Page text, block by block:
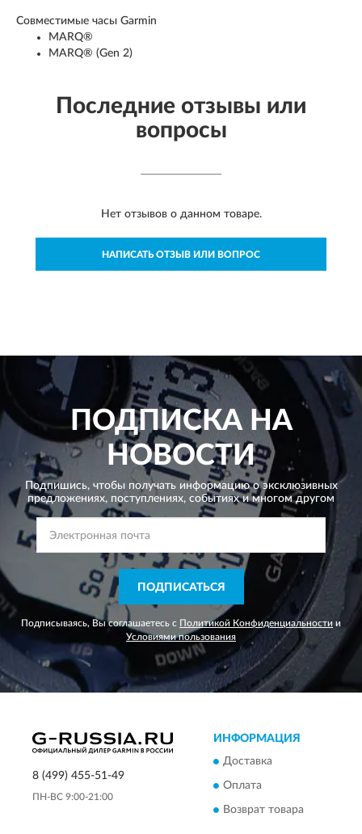
Совместимые часы Garmin
MARQ®
MARQ® (Gen 2)
Последние отзывы или
вопросы
Нет отзывов о данном товаре.
НАПИСАТЬ ОТЗЫВ ИЛИ ВОПРОС
ПОДПИСКА НА
НОВОСТИ
Подпишись, чтобы получать информацию о эксклюзивных
предложениях, поступлениях, событиях и многом другом
ПОДПИСАТЬСЯ
Подписываясь, Вы соглашаетесь с Политикой Конфиденциальности и
Условиями пользования
8 (499) 455-51-49
ПН-ВС 9:00-21:00
ИНФОРМАЦИЯ
Доставка
Оплата
Возврат товара